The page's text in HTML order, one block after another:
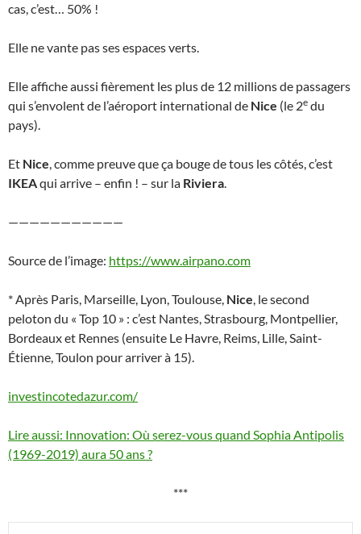
cas, c’est… 50% !
Elle ne vante pas ses espaces verts.
Elle affiche aussi fièrement les plus de 12 millions de passagers
qui s’envolent de l’aéroport international de Nice (le 2e du
pays).
Et Nice, comme preuve que ça bouge de tous les côtés, c’est
IKEAqui arrive – enfin ! – sur la Riviera.
———————————
Source de l’image: https://www.airpano.com
* Après Paris, Marseille, Lyon, Toulouse, Nice, le second
peloton du « Top 10 » : c’est Nantes, Strasbourg, Montpellier,
Bordeaux et Rennes (ensuite Le Havre, Reims, Lille, Saint-
Étienne, Toulon pour arriver à 15).
investincotedazur.com/
Lire aussi: Innovation: Où serez-vous quand Sophia Antipolis
(1969-2019) aura 50 ans ?
***